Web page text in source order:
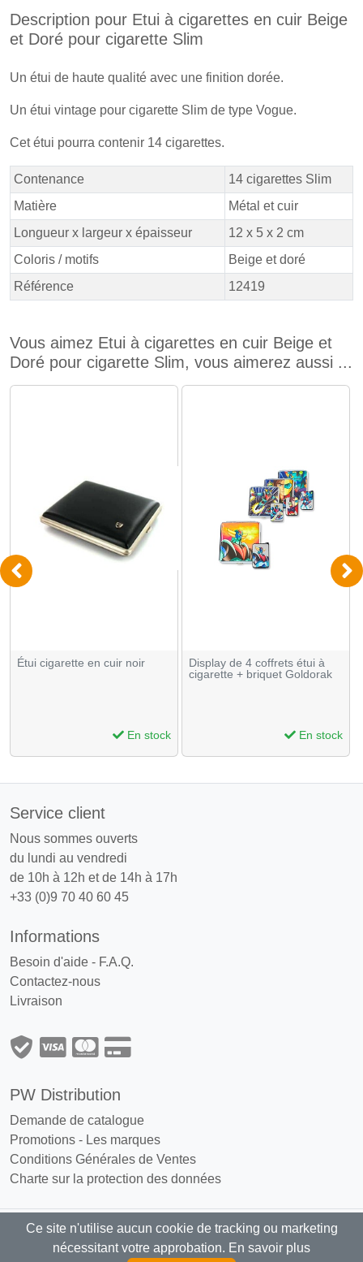
Description pour Etui à cigarettes en cuir Beige
et Doré pour cigarette Slim
Un étui de haute qualité avec une finition dorée.
Un étui vintage pour cigarette Slim de type Vogue.
Cet étui pourra contenir 14 cigarettes.
Contenance
14 cigarettes Slim
Matière
Métal et cuir
Longueur x largeur x épaisseur
12 x 5 x 2 cm
Coloris / motifs
Beige et doré
Référence
12419
Vous aimez Etui à cigarettes en cuir Beige et
Doré pour cigarette Slim, vous aimerez aussi ...
Étui cigarette en cuir noir
En stock
Display de 4 coffrets étui à
cigarette + briquet Goldorak
En stock
Service client
Nous sommes ouverts
du lundi au vendredi
de 10h à 12h et de 14h à 17h
+33 (0)9 70 40 60 45
Informations
Besoin d'aide - F.A.Q.
Contactez-nous
Livraison
PW Distribution
Demande de catalogue
Promotions - Les marques
Conditions Générales de Ventes
Charte sur la protection des données
PW Distribution : Grossiste, distributeur
Ce site n'utilise aucun cookie de tracking ou marketing
nécessitant votre approbation. En savoir plus